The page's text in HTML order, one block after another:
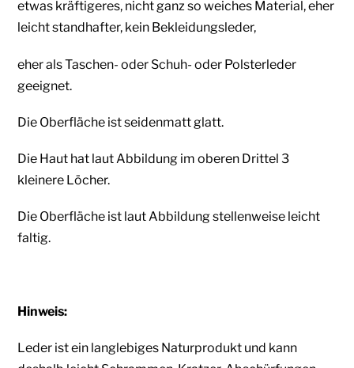
etwas kräftigeres, nicht ganz so weiches Material, eher
leicht standhafter, kein Bekleidungsleder,
eherals Taschen- oder Schuh- oder Polsterleder
geeignet.
Die Oberfläche ist seidenmatt glatt.
Die Haut hat laut Abbildung im oberen Drittel 3
kleinere Löcher.
Die Oberfläche ist laut Abbildung stellenweise leicht
faltig.
Hinweis:
Leder ist ein langlebiges Naturprodukt und kann